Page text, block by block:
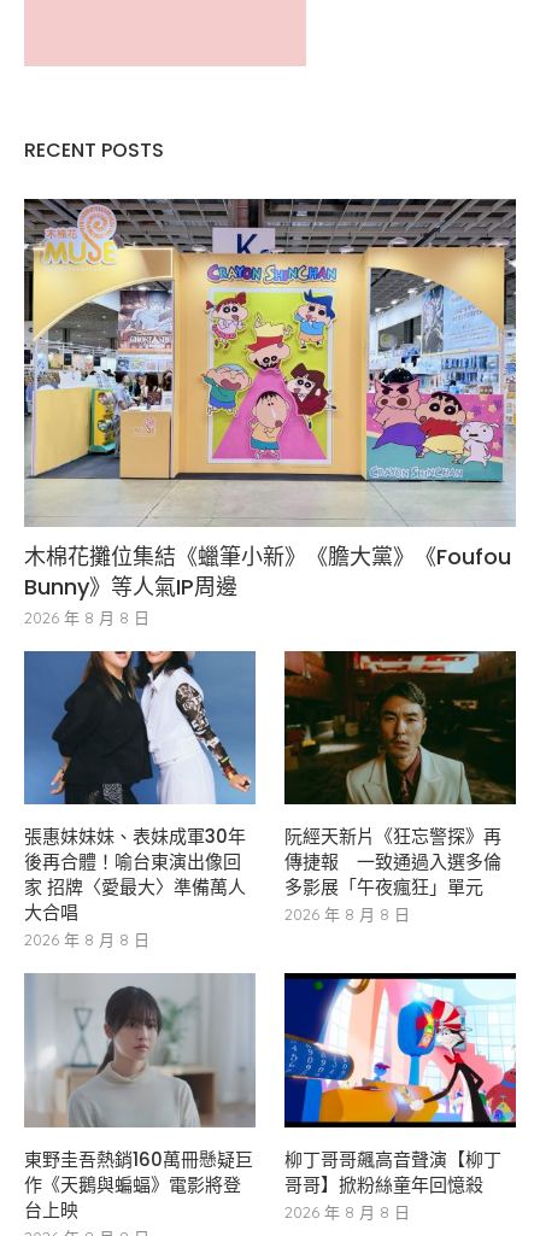
RECENT POSTS
木棉花攤位集結《蠟筆小新》《膽大黨》《Foufou
Bunny》等人氣IP周邊
2026 年 8 月 8 日
張惠妹妹妹、表妹成軍30年
後再合體！喻台東演出像回
家 招牌〈愛最大〉準備萬人
大合唱
2026 年 8 月 8 日
阮經天新片《狂忘警探》再
傳捷報 一致通過入選多倫
多影展「午夜瘋狂」單元
2026 年 8 月 8 日
東野圭吾熱銷160萬冊懸疑巨
作《天鵝與蝙蝠》電影將登
台上映
柳丁哥哥飆高音聲演【柳丁
哥哥】掀粉絲童年回憶殺
2026 年 8 月 8 日